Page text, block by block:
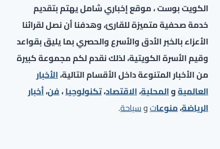
الكويت بوست ، موقع إخباري شامل يهتم بتقديم
خدمة صحفية متميزة للقارئ، وهدفنا أن نصل لقرائنا
الأعزاء بالخبر الأدق والأسرع والحصري بما يليق بقواعد
وقيم الأسرة الكويتية، لذلك نقدم لكم مجموعة كبيرة
من الأخبار المتنوعة داخل الأقسام التالية،الأخبار
العالميةوالمحلية،الاقتصاد،تكنولوجيا،فن،أخبار
الرياضة،منوعاتوسياحة.